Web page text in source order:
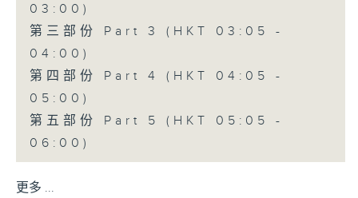
03:00)
第三部份 Part 3 (HKT 03:05 -
04:00)
第四部份 Part 4 (HKT 04:05 -
05:00)
第五部份 Part 5 (HKT 05:05 -
06:00)
更多 ...